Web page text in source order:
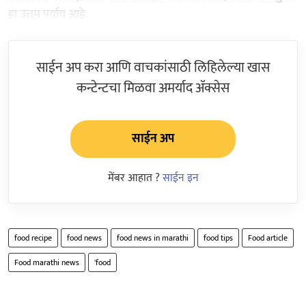
हा उत्तम पर्याय आहे.
साईन अप करा आणि वाचकांसाठी लिहिलेल्या खास
कन्टेन्टचा मिळवा अमर्याद ॲक्सेस
साईन अप
मेंबर आहात ?साईन इन
food recipe food news food news in marathi food tips
Food article
Food marathi news
'food